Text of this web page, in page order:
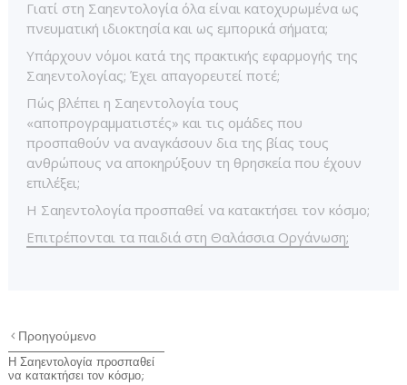
Γιατί στη Σαηεντολογία όλα είναι κατοχυρωμένα ως
πνευματική ιδιοκτησία και ως εμπορικά σήματα;
Υπάρχουν νόμοι κατά της πρακτικής εφαρμογής της
Σαηεντολογίας; Έχει απαγορευτεί ποτέ;
Πώς βλέπει η Σαηεντολογία τους
«αποπρογραμματιστές» και τις ομάδες που
προσπαθούν να αναγκάσουν δια της βίας τους
ανθρώπους να αποκηρύξουν τη θρησκεία που έχουν
επιλέξει;
Η Σαηεντολογία προσπαθεί να κατακτήσει τον κόσμο;
Επιτρέπονται τα παιδιά στη Θαλάσσια Οργάνωση;
Προηγούμενο
Η Σαηεντολογία προσπαθεί
να κατακτήσει τον κόσμο;